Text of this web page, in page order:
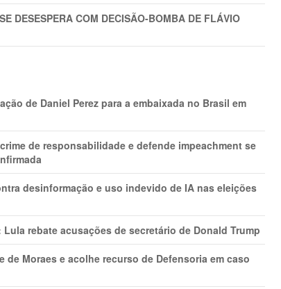
DESESPERA COM DECISÃO-BOMBA DE FLÁVIO
de Daniel Perez para a embaixada no Brasil em
de responsabilidade e defende impeachment se
desinformação e uso indevido de IA nas eleições
rebate acusações de secretário de Donald Trump
de Moraes e acolhe recurso de Defensoria em caso